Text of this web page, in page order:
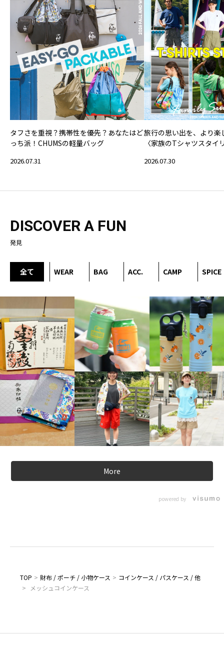
タフさを重視？携帯性を優先？あなたはど
っち派！CHUMSの軽量バッグ
2026.07.31
旅行の思い出を、より楽
〈家族のTシャツスタイ
2026.07.30
DISCOVER A FUN
発見
全て WEAR BAG ACC. CAMP SPICE
More
powered by
TOP > 財布 / ポーチ / 小物ケース > コインケース / パスケース / 他
>
メッシュコインケース